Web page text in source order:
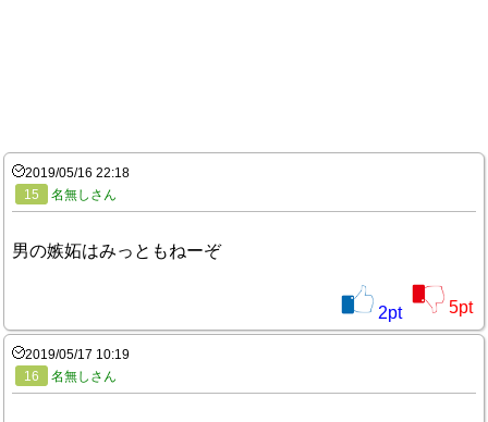
2019/05/16 22:18
15
名無しさん
男の嫉妬はみっともねーぞ
2pt 5pt
2019/05/17 10:19
16
名無しさん